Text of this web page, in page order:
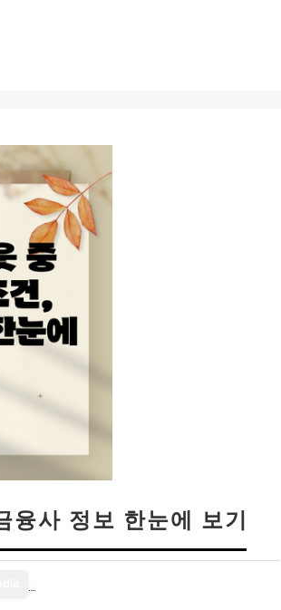
사 정보 한눈에 보기